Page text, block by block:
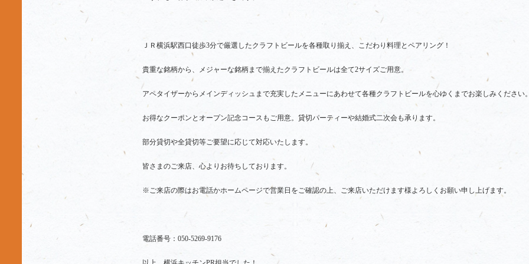
ＪＲ横浜駅西口徒歩3分で厳選したクラフトビールを各種取り揃え、こだわり料理とペアリング！
貴重な銘柄から、メジャーな銘柄まで揃えたクラフトビールは全て2サイズご用意。
アペタイザーからメインディッシュまで充実したメニューにあわせて各種クラフトビールを心ゆくまでお楽しみください
お得なクーポンとオープン記念コースもご用意。貸切パーティーや結婚式二次会も承ります。
部分貸切や全貸切等ご要望に応じて対応いたします。
皆さまのご来店、心よりお待ちしております。
※ご来店の際はお電話かホームページで営業日をご確認の上、ご来店いただけます様よろしくお願い申し上げます。
電話番号：050-5269-9176